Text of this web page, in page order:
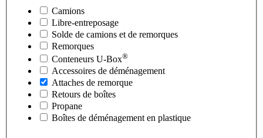
Camions
Libre-entreposage
Solde de camions et de remorques
Remorques
Conteneurs U-Box®
Accessoires de déménagement
Attaches de remorque
Retours de boîtes
Propane
Boîtes de déménagement en plastique